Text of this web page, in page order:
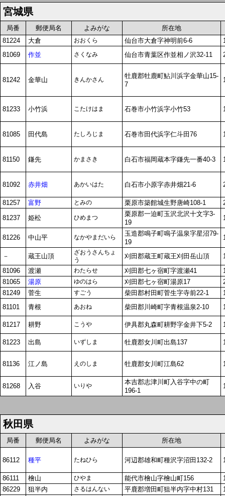
宮城県
局番 郵便局名 よみがな
所在地
81224
大倉 おおくら 仙台市大倉字神明前6-6
81069
作並 さくなみ 仙台市青葉区作並相ノ沢32-11
81242 金華山 きんかさん
牡鹿郡牡鹿町鮎川浜字金華山15-
7
81233 小竹浜 こたけはま 石巻市小竹浜字小竹53
81085 田代島 たしろじま 石巻市田代浜字仁斗田76
81150 鎌先 かまさき 白石市福岡蔵本字鎌先一番40-3
81092 赤井畑 あかいはた 白石市小原字赤井畑21-6
81257 富野 とみの 栗原市築館城生野唐崎108-1
81237
姫松 ひめまつ
栗原郡一迫町玉沢北沢十文字3-
19
81226 中山平 なかやまだいら
玉造郡鳴子町鳴子温泉字星沼79-
19
－ 蔵王山頂
ざおうさんちょ
う
刈田郡蔵王町蔵王刈田岳山頂
81096
渡瀬 わたらせ 刈田郡七ヶ宿町字渡瀬41
81065
湯原 ゆのはら 刈田郡七ヶ宿町湯原17
81249
菅生 すごう 柴田郡村田町菅生字寺前22-1
81101
青根 あおね 柴田郡川崎町字青根温泉2-10
81217 耕野 こうや 伊具郡丸森町耕野字金井下5-2
81223 出島 いずしま 牡鹿郡女川町出島137
81136 江ノ島 えのしま 牡鹿郡女川町江島62
81268 入谷 いりや
本吉郡志津川町入谷字中の町
196-1
秋田県
局番 郵便局名 よみがな 所在地
86112 種平 たねひら 河辺郡雄和町種沢字沼田132-2
86111 檜山 ひやま 能代市檜山字檜山町156
86229
狙半内 さるはんない 平鹿郡増田町狙半内字中村131